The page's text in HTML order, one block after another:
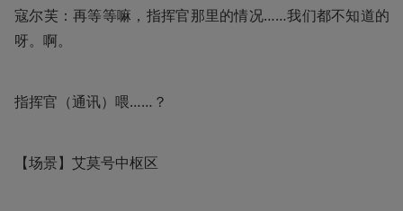
寇尔芙：再等等嘛，指挥官那里的情况……我们都不知道的
呀。啊。
指挥官（通讯）喂……？
【场景】艾莫号中枢区